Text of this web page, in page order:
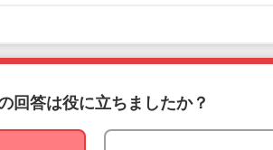
回答は役に立ちましたか？